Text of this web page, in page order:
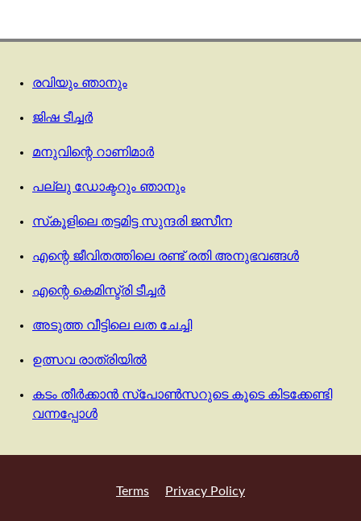
രവിയും ഞാനും
ജിഷ ടീച്ചർ
മനുവിന്റെ റാണിമാർ
പല്ലു ഡോക്ടറും ഞാനും
സ്‌കൂളിലെ തട്ടമിട്ട സുന്ദരി ജസീന
എന്റെ ജീവിതത്തിലെ രണ്ട് രതി അനുഭവങ്ങൾ
എന്റെ കെമിസ്ട്രി ടീച്ചര്‍
അടുത്ത വീട്ടിലെ ലത ചേച്ചി
ഉത്സവ രാത്രിയിൽ
കടം തീർക്കാൻ സ്‌പോൺസറുടെ കൂടെ കിടക്കേണ്ടി
വന്നപ്പോൾ
Terms Privacy Policy